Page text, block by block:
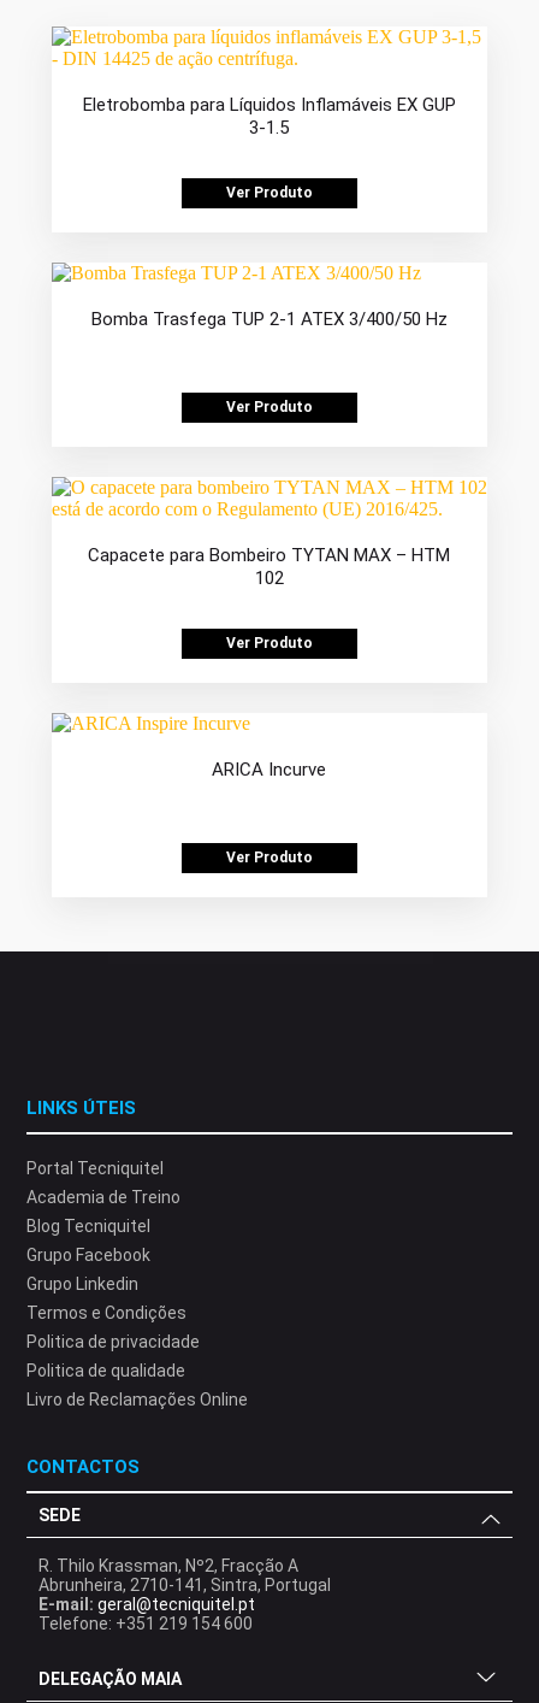
Eletrobomba para Líquidos Inflamáveis EX GUP
3-1.5
Ver Produto
Bomba Trasfega TUP 2-1 ATEX 3/400/50 Hz
Ver Produto
Capacete para Bombeiro TYTAN MAX – HTM
102
Ver Produto
ARICA Incurve
Ver Produto
LINKS ÚTEIS
Portal Tecniquitel
Academia de Treino
Blog Tecniquitel
Grupo Facebook
Grupo Linkedin
Termos e Condições
Politica de privacidade
Politica de qualidade
Livro de Reclamações Online
CONTACTOS
SEDE
R. Thilo Krassman, Nº2, Fracção A
Abrunheira, 2710-141, Sintra, Portugal
E-mail: geral@tecniquitel.pt
Telefone: +351 219 154 600
DELEGAÇÃO MAIA